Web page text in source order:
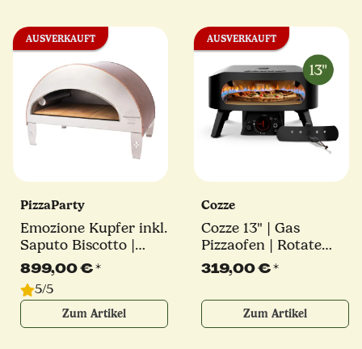
AUSVERKAUFT
PizzaParty
Emozione Kupfer inkl.
Saputo Biscotto |
550°
899,00 €*
5/5
Zum Artikel
AUSVERKAUFT
Cozze
Cozze 13" | Gas
Pizzaofen | Rotate
Black Edition
319,00 €*
Zum Artikel